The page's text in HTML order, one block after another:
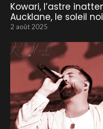
Kowari, l’astre
Aucklane, le soleil
2 août 2025